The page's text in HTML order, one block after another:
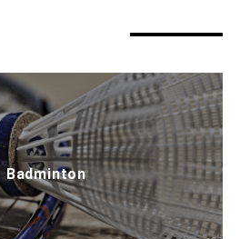
Badminton